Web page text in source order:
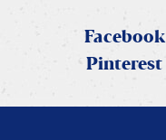
Facebook
Pinterest